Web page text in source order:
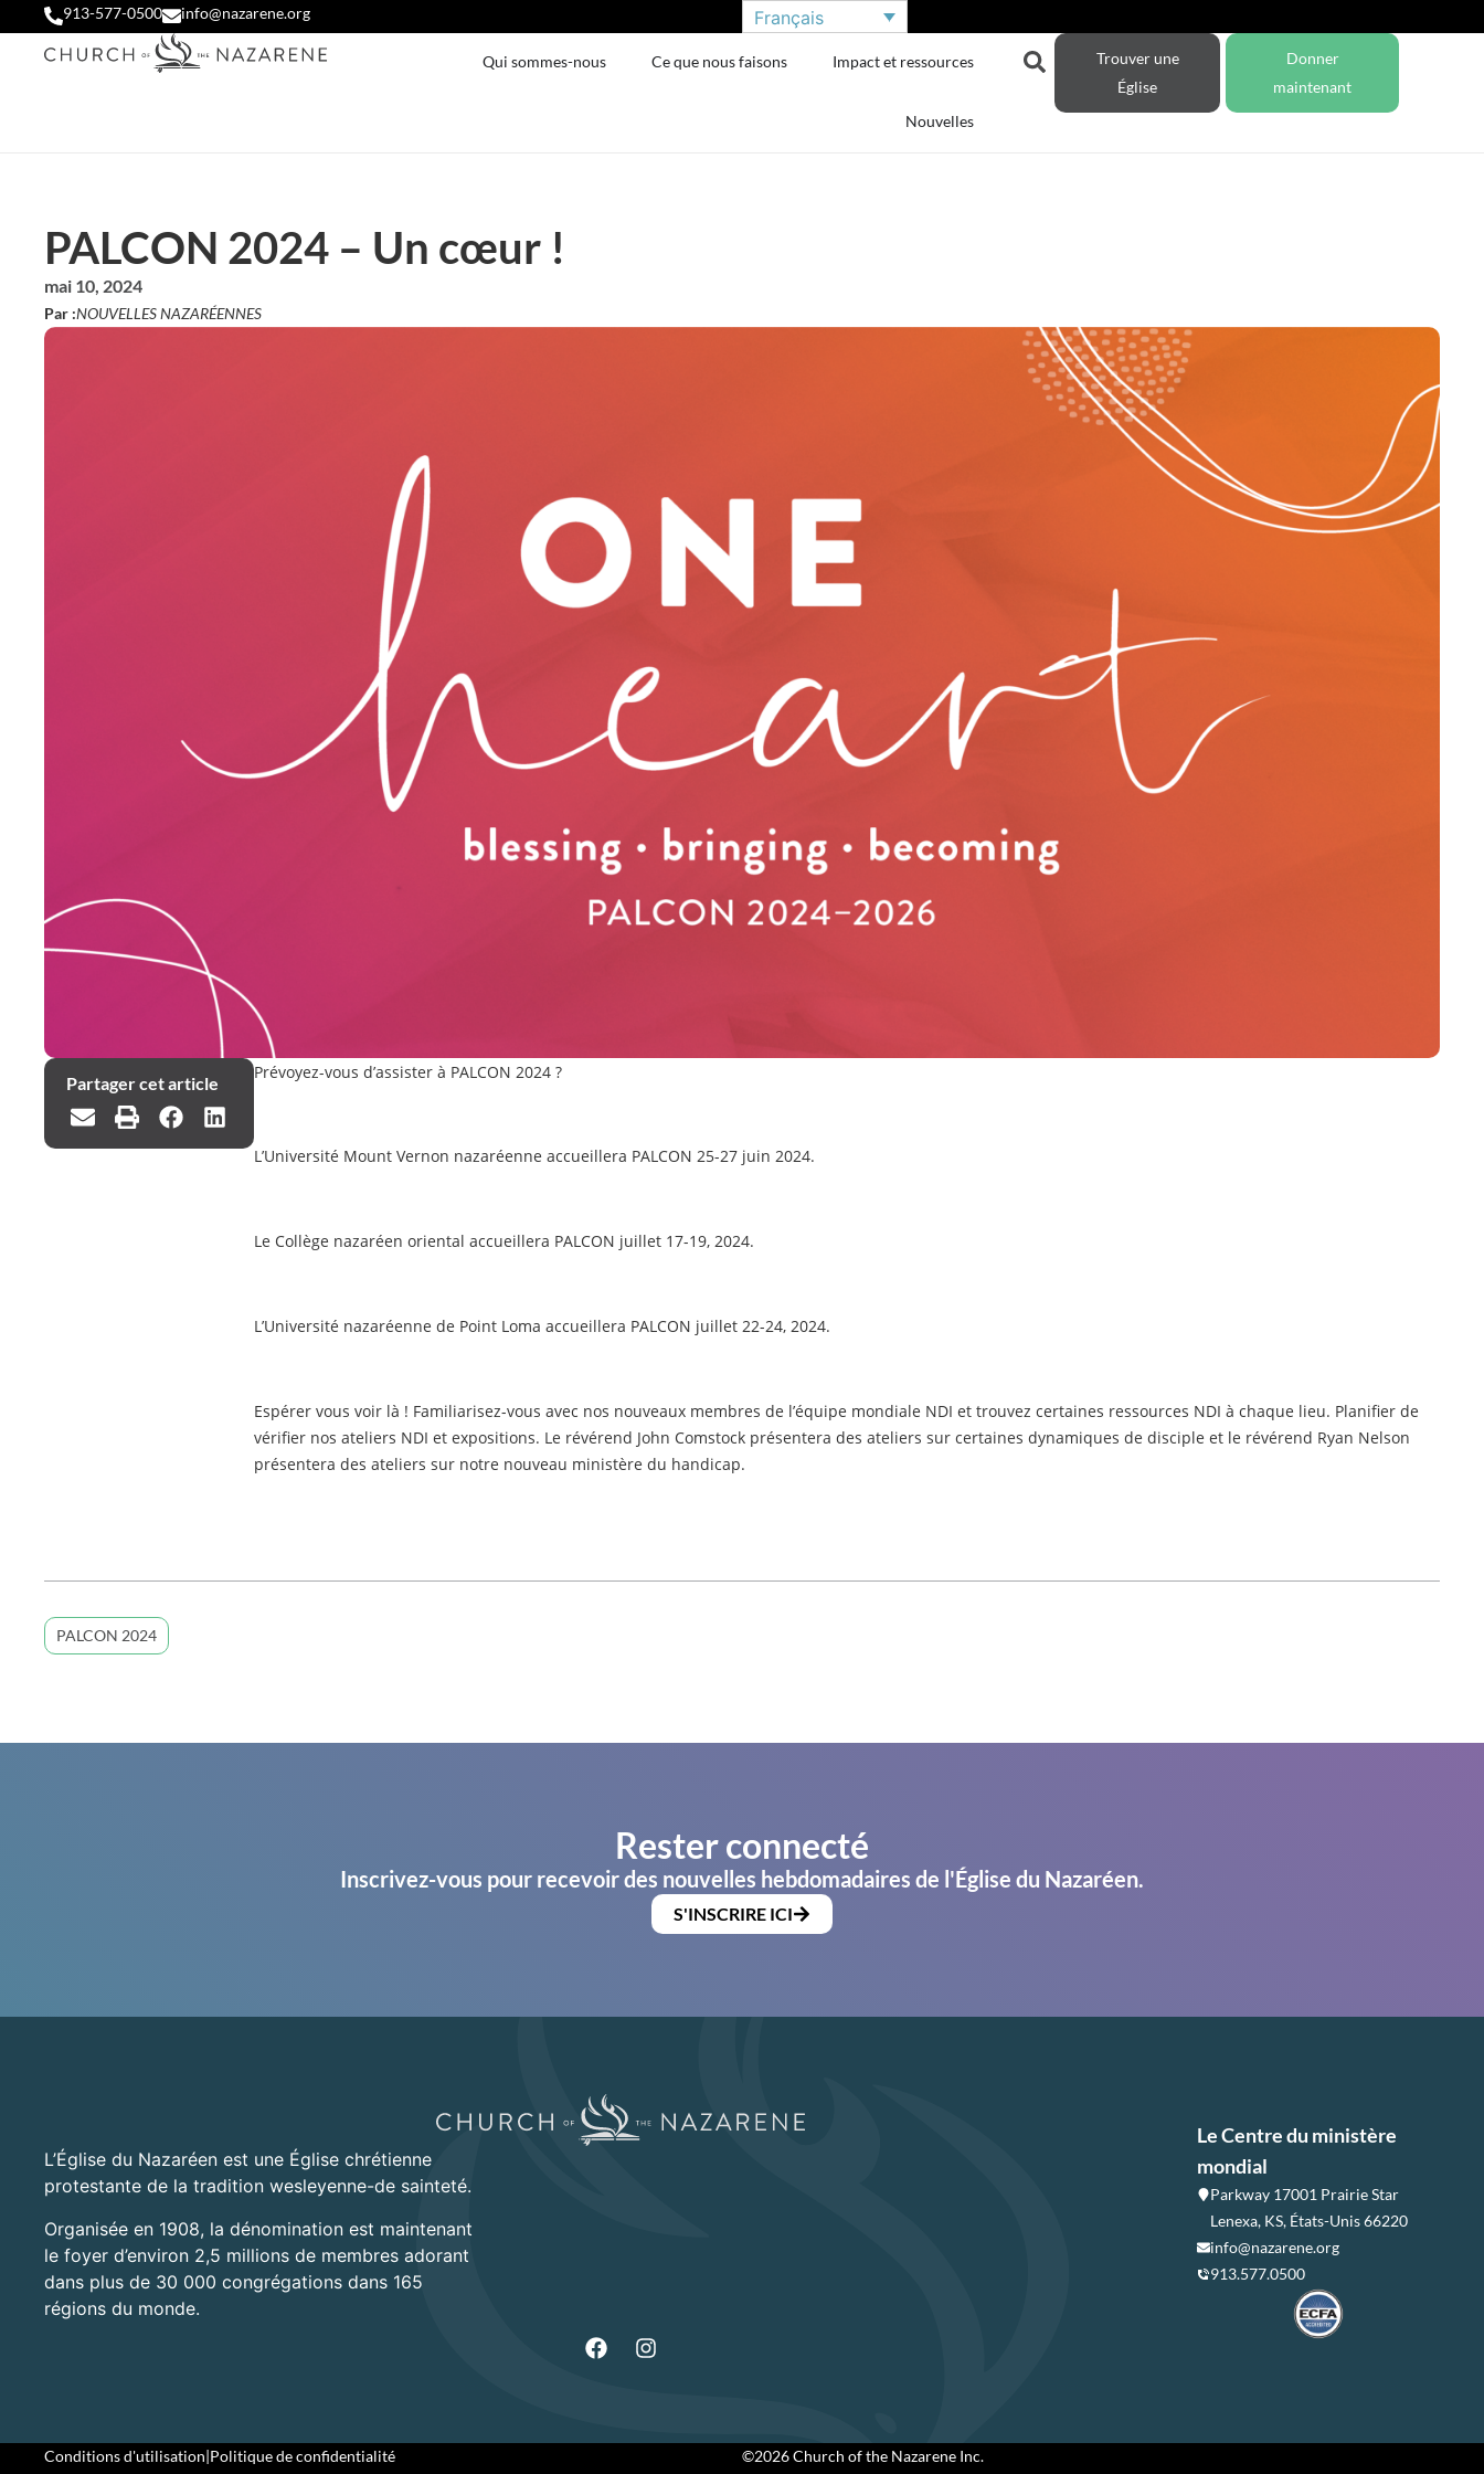
913-577-0500 info@nazarene.org Français
Qui sommes-nous Ce que nous faisons Impact et ressources
Nouvelles
Trouver une
Église
Donner
maintenant
PALCON 2024 – Un cœur !
mai 10, 2024
Par :NOUVELLES NAZARÉENNES
Partager cet article
Prévoyez-vous d’assister à PALCON 2024 ?
L’Université Mount Vernon nazaréenne accueillera PALCON 25-27 juin 2024.
Le Collège nazaréen oriental accueillera PALCON juillet 17-19, 2024.
L’Université nazaréenne de Point Loma accueillera PALCON juillet 22-24, 2024.
Espérer vous voir là ! Familiarisez-vous avec nos nouveaux membres de l’équipe mondiale NDI et trouvez certaines ressources NDI à chaque lieu. Planifier de
vérifier nos ateliers NDI et expositions. Le révérend John Comstock présentera des ateliers sur certaines dynamiques de disciple et le révérend Ryan Nelson
présentera des ateliers sur notre nouveau ministère du handicap.
PALCON 2024
Rester connecté
Inscrivez-vous pour recevoir des nouvelles hebdomadaires de l'Église du Nazaréen.
S'INSCRIRE ICI
L’Église du Nazaréen est une Église chrétienne
protestante de la tradition wesleyenne-de sainteté.
Organisée en 1908, la dénomination est maintenant
le foyer d’environ 2,5 millions de membres adorant
dans plus de 30 000 congrégations dans 165
régions du monde.
Le Centre du ministère
mondial
Parkway 17001 Prairie Star
Lenexa, KS, États-Unis 66220
info@nazarene.org
913.577.0500
Conditions d'utilisation|Politique de confidentialité ©2026 Church of the Nazarene Inc.